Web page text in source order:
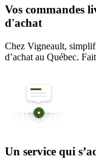
Vos commandes
d'achat
Chez Vigneault,
d’achat au Québec.
Un service qui